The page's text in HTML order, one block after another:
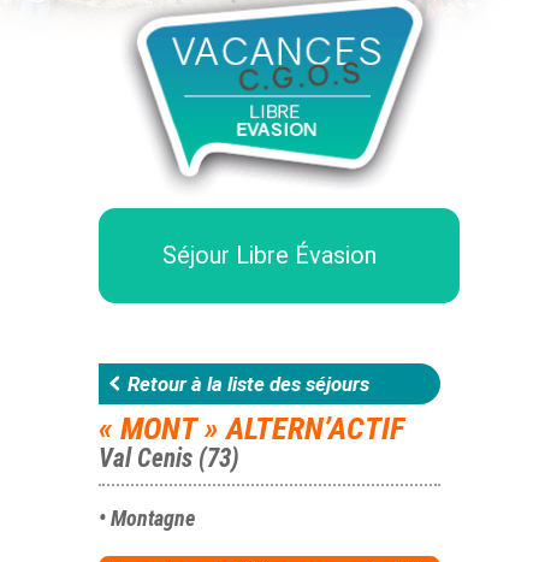
Séjour Libre Évasion
Retour à la liste des séjours
« MONT » ALTERN’ACTIF
Val Cenis (73)
• Montagne